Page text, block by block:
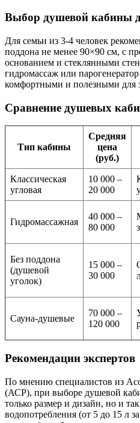
Выбор душевой кабины
Для семьи из 3-4 человек
поддона не менее 90×90 см, с
основанием и стеклянными
гидромассаж или
комфортными и полезными для
Сравнение душевых
Тип кабины
Средняя
цена
(руб.)
Классическая
угловая
10 000 –
20 000
Гидромассажная
40 000 –
80 000
Без поддона
(душевой
уголок)
15 000 –
30 000
Сауна-душевые
70 000 –
120 000
Рекомендации экспертов
По мнению специалистов из
(АСР), при выборе душевой
только размер и дизайн, но и
водопотребления (от 5 до 15 л